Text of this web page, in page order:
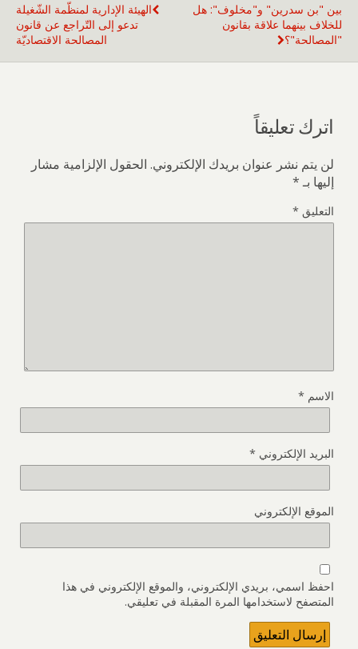
الهيئة الإدارية لمنظّمة الشّغيلة
تدعو إلى التّراجع عن قانون
المصالحة الاقتصاديّة
بين "بن سدرين" و"مخلوف": هل
للخلاف بينهما علاقة بقانون
"المصالحة"؟
اترك تعليقاً
لن يتم نشر عنوان بريدك الإلكتروني. الحقول الإلزامية مشار
إليها بـ*
التعليق *
الاسم *
البريد الإلكتروني *
الموقع الإلكتروني
احفظ اسمي، بريدي الإلكتروني، والموقع الإلكتروني في هذا
المتصفح لاستخدامها المرة المقبلة في تعليقي.